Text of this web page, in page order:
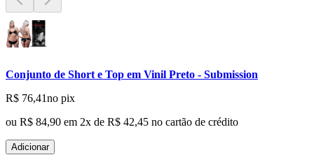
Conjunto de Short e Top em Vinil Preto - Submission
R$ 76,41no pix
ou R$ 84,90 em 2x de R$ 42,45 no cartão de crédito
Adicionar